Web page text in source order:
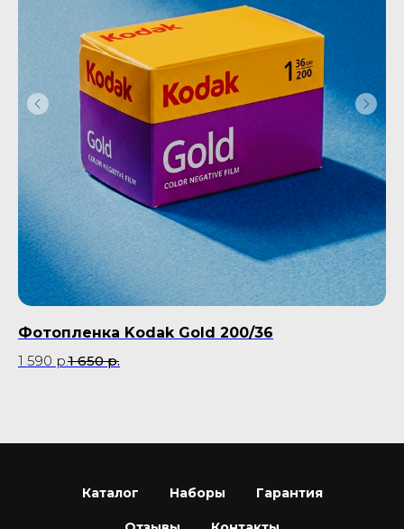
Фотопленка Kodak Gold 200/36
1 590 р.1 650 р.
Каталог Наборы Гарантия